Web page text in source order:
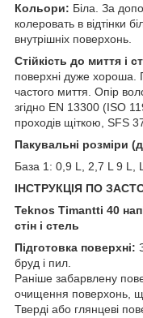
Кольори: Біла. За
колеровать в відтінки
внутрішніх поверхонь.
Стійкість до миття і
поверхні дуже хороша.
частого миття. Опір
згідно EN 13300 (ISO
проходів щіткою, SFS
Пакувальні розміри
База 1: 0,9 L, 2,7 L 9 L,
ІНСТРУКЦІЯ ПО
Teknos Timantti 40
стін і стель
Підготовка поверхні:
бруд і пил.
Раніше забарвлену
очищення поверхонь,
Тверді або глянцеві